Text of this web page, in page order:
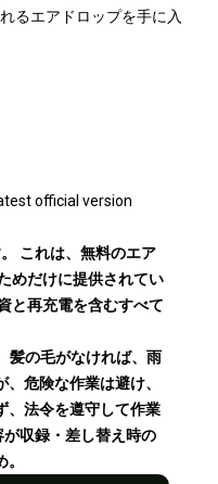
るエアドロップを手に入
official version
これは、無料のエア
めだけに提供されてい
と再充電を含むすべて
髪の毛がなければ、雨
危険な作業は避け、
、法令を遵守して作業
収録・差し替え時の